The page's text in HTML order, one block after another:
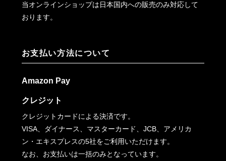
当オンラインショップは日本国内への販売のみ対応して
おります。
お支払い方法について
Amazon Pay
クレジット
クレジットカードによる決済です。
VISA、ダイナース、マスターカード、JCB、アメリカ
ン・エキスプレスの5社をご利用いただけます。
なお、お支払いは一括のみとなっています。